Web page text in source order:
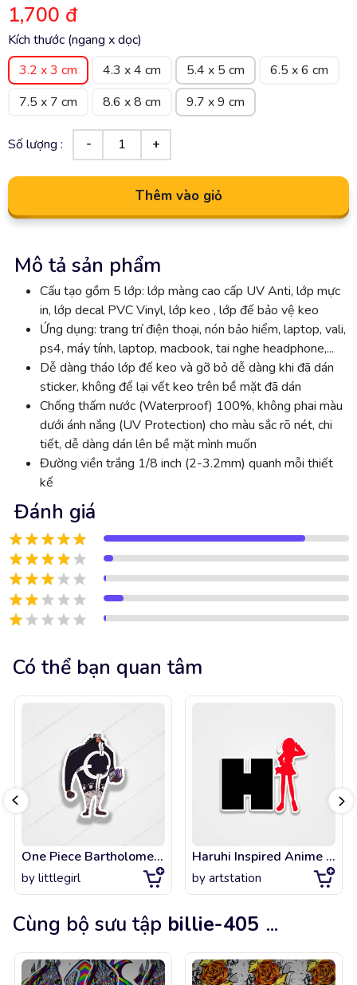
1,700 đ
Kích thước (ngang x dọc)
3.2 x 3 cm
4.3 x 4 cm 5.4 x 5 cm
6.5 x 6 cm
7.5 x 7 cm
8.6 x 8 cm 9.7 x 9 cm
Số lượng :
Thêm vào giỏ
Mô tả sản phẩm
Cấu tạo gồm 5 lớp: lớp màng cao cấp UV Anti, lớp mực
in, lớp decal PVC Vinyl, lớp keo , lớp đế bảo vệ keo
Ứng dụng: trang trí điện thoại, nón bảo hiểm, laptop, vali,
ps4, máy tính, laptop, macbook, tai nghe headphone,...
Dễ dàng tháo lớp đế keo và gỡ bỏ dễ dàng khi đã dán
sticker, không để lại vết keo trên bề mặt đã dán
Chống thấm nước (Waterproof) 100%, không phai màu
dưới ánh nắng (UV Protection) cho màu sắc rõ nét, chi
tiết, dễ dàng dán lên bề mặt mình muốn
Đường viền trắng 1/8 inch (2-3.2mm) quanh mỗi thiết
kế
Đánh giá
Có thể bạn quan tâm
One Piece Bartholomew Kuma
by littlegirl
Haruhi Inspired Anime Shirt 160
by artstation
Cùng bộ sưu tập billie-405 ...